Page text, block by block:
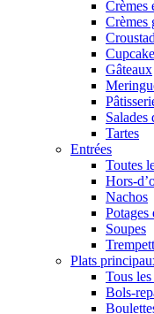
Crèmes
Crèmes
Gâteaux
Salades
Tartes
Entrées
Toutes
Hors-
Nachos
Potages
Soupes
Plats
Tous
Bols-